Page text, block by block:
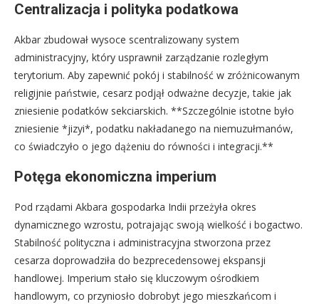
Centralizacja i polityka podatkowa
Akbar zbudował wysoce scentralizowany system
administracyjny, który usprawnił zarządzanie rozległym
terytorium. Aby zapewnić pokój i stabilność w zróżnicowanym
religijnie państwie, cesarz podjął odważne decyzje, takie jak
zniesienie podatków sekciarskich. **Szczególnie istotne było
zniesienie *jizyi*, podatku nakładanego na niemuzułmanów,
co świadczyło o jego dążeniu do równości i integracji.**
Potęga ekonomiczna imperium
Pod rządami Akbara gospodarka Indii przeżyła okres
dynamicznego wzrostu, potrajając swoją wielkość i bogactwo.
Stabilność polityczna i administracyjna stworzona przez
cesarza doprowadziła do bezprecedensowej ekspansji
handlowej. Imperium stało się kluczowym ośrodkiem
handlowym, co przyniosło dobrobyt jego mieszkańcom i